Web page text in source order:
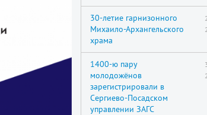
30-летие гарнизонного
Михаило-Архангельского
храма
1400-ю пару
молодожёнов
зарегистрировали в
Сергиево-Посадском
управлении ЗАГС